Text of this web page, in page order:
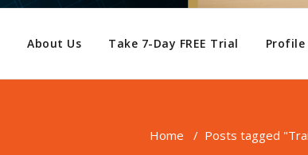
About Us Take 7-Day FREE Trial Profile
Home / Posts tagged